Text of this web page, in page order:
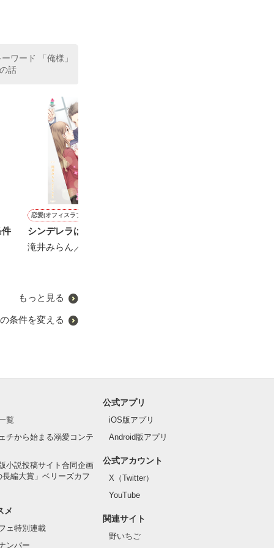
居まで提案
ワード 「俺様」
の話
件
恋愛(オフィスラブ)
シンデレラは恋に臆病
滝井みらん／著
もっと見る
条件を変える
覧
チから始まる溺愛コンテ
小説投稿サイト合同企画
長編大賞」ベリーズカフ
メ
ェ特別連載
ンバー
公式アプリ
iOS版アプリ
Android版アプリ
公式アカウント
X（Twitter）
YouTube
関連サイト
野いちご